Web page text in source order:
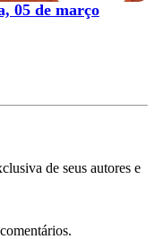
05 de março
de seus autores e